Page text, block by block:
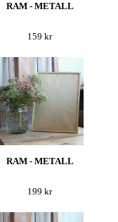
RAM - METALL
159 kr
RAM - METALL
199 kr